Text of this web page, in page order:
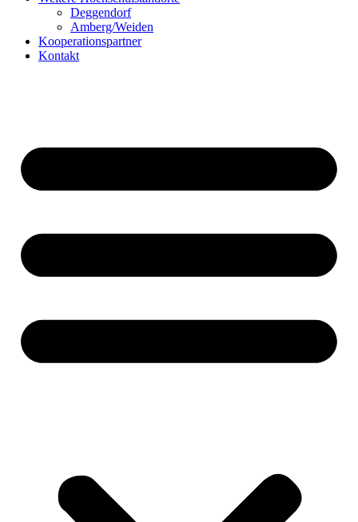
Deggendorf
Amberg/Weiden
Kooperationspartner
Kontakt